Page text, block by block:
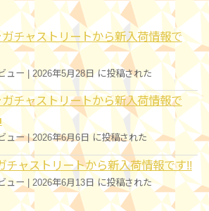
チャストリートから新入荷情報で
ュー | 2026年5月28日 に投稿された
チャストリートから新入荷情報で
ュー|2026年6月6日 に投稿された
チャストリートから新入荷情報です!!
ュー | 2026年6月13日 に投稿された